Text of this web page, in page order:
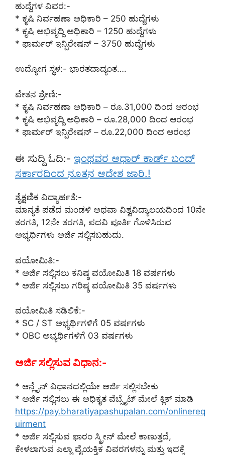
ಹುದ್ದೆಗಳ ವಿವರ:-
* ಕೃಷಿ ನಿರ್ವಹಣಾ ಅಧಿಕಾರಿ – 250 ಹುದ್ದೆಗಳು
* ಕೃಷಿ ಅಭಿವೃದ್ದಿ ಅಧಿಕಾರಿ – 1250 ಹುದ್ದೆಗಳು
* ಫಾರ್ಮರ್ ಇನ್ಪಿರೇಷನ್ – 3750 ಹುದ್ದೆಗಳು
ಉದ್ಯೋಗ ಸ್ಥಳ:- ಭಾರತದಾದ್ಯಂತ….
ವೇತನ ಶ್ರೇಣಿ:-
* ಕೃಷಿ ನಿರ್ವಹಣಾ ಅಧಿಕಾರಿ – ರೂ.31,000 ದಿಂದ ಆರಂಭ
* ಕೃಷಿ ಅಭಿವೃದ್ದಿ ಅಧಿಕಾರಿ – ರೂ.28,000 ದಿಂದ ಆರಂಭ
* ಫಾರ್ಮರ್ ಇನ್ಪಿರೇಷನ್ – ರೂ.22,000 ದಿಂದ ಆರಂಭ
ಈ ಸುದ್ದಿ ಓದಿ:- ಇಂಥವರ ಆಧಾರ್ ಕಾರ್ಡ್ ಬಂದ್
ಸರ್ಕಾರದಿಂದ ನೂತನ ಆದೇಶ ಜಾರಿ.!
ಶೈಕ್ಷಣಿಕ ವಿದ್ಯಾರ್ಹತೆ:-
ಮಾನ್ಯತೆ ಪಡೆದ ಮಂಡಳಿ ಅಥವಾ ವಿಶ್ವವಿದ್ಯಾಲಯದಿಂದ 10ನೇ
ತರಗತಿ, 12ನೇ ತರಗತಿ, ಪದವಿ ಪೂರ್ತಿ ಗೊಳಿಸಿರುವ
ಅಭ್ಯರ್ಥಿಗಳು ಅರ್ಜಿ ಸಲ್ಲಿಸಬಹುದು.
ವಯೋಮಿತಿ:-
* ಅರ್ಜಿ ಸಲ್ಲಿಸಲು ಕನಿಷ್ಠ ವಯೋಮಿತಿ 18 ವರ್ಷಗಳು
* ಅರ್ಜಿ ಸಲ್ಲಿಸಲು ಗರಿಷ್ಠ ವಯೋಮಿತಿ 35 ವರ್ಷಗಳು
ವಯೋಮಿತಿ ಸಡಿಲಿಕೆ:-
* SC / ST ಅಭ್ಯರ್ಥಿಗಳಿಗೆ 05 ವರ್ಷಗಳು
* OBC ಅಭ್ಯರ್ಥಿಗಳಿಗೆ 03 ವರ್ಷಗಳು
ಅರ್ಜಿ ಸಲ್ಲಿಸುವ ವಿಧಾನ:-
* ಆನ್ಲೈನ್ ವಿಧಾನದಲ್ಲಿಯೇ ಅರ್ಜಿ ಸಲ್ಲಿಸಬೇಕು
* ಅರ್ಜಿ ಸಲ್ಲಿಸಲು ಈ ಅಧಿಕೃತ ವೆಬ್ಸೈಟ್ ಮೇಲೆ ಕ್ಲಿಕ್ ಮಾಡಿ
https://pay.bharatiyapashupalan.com/onlinereq
uirment
* ಅರ್ಜಿ ಸಲ್ಲಿಸುವ ಫಾರಂ ಸ್ಕ್ರೀನ್ ಮೇಲೆ ಕಾಣುತ್ತದೆ,
ಕೇಳಲಾಗುವ ಎಲ್ಲಾ ವೈಯಕ್ತಿಕ ವಿವರಗಳನ್ನು ಮತ್ತು ಇದಕ್ಕೆ